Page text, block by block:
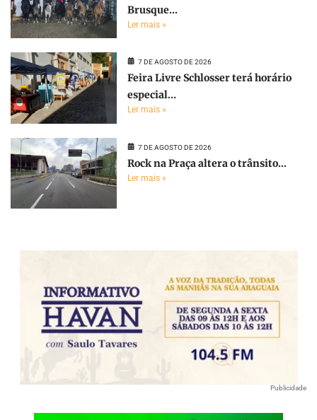
Brusque...
Ler mais »
7 DE AGOSTO DE 2026
Feira Livre Schlosser terá horário
especial...
Ler mais »
7 DE AGOSTO DE 2026
Rock na Praça altera o trânsito...
Ler mais »
Publicidade